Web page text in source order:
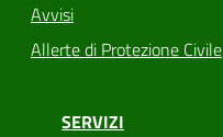
Avvisi
Allerte di Protezione Civile
SERVIZI